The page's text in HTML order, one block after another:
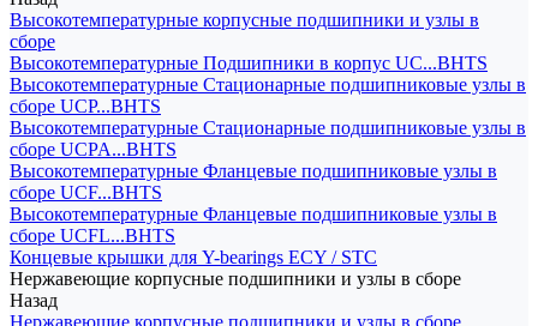
Высокотемпературные корпусные подшипники и узлы в
сборе
Высокотемпературные Подшипники в корпус UC...BHTS
Высокотемпературные Стационарные подшипниковые узлы в
сборе UCP...BHTS
Высокотемпературные Стационарные подшипниковые узлы в
сборе UCPA...BHTS
Высокотемпературные Фланцевые подшипниковые узлы в
сборе UCF...BHTS
Высокотемпературные Фланцевые подшипниковые узлы в
сборе UCFL...BHTS
Концевые крышки для Y-bearings ECY / STC
Нержавеющие корпусные подшипники и узлы в сборе
Назад
Нержавеющие корпусные подшипники и узлы в сборе